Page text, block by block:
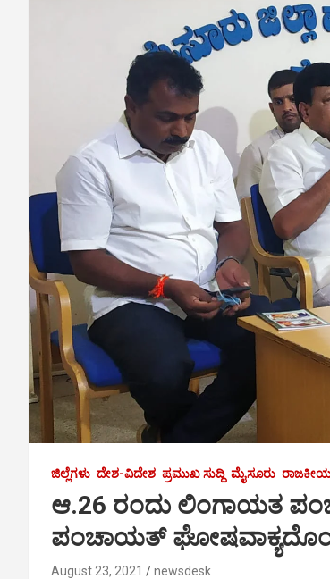
ಜಿಲ್ಲೆಗಳು ದೇಶ-ವಿದೇಶ ಪ್ರಮುಖ ಸುದ್ದಿ ಮೈಸೂರು
ಆ.26 ರಂದು ಲಿಂಗಾಯತ
ಪಂಚಾಯತ್
August 23, 2021 newsdesk